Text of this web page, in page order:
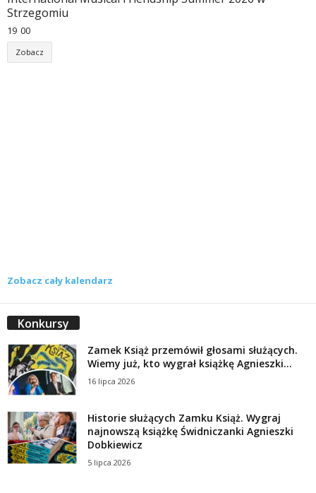
Strzegomiu
19 00
Zobacz
Zobacz cały kalendarz
Konkursy
Zamek Książ przemówił głosami służących.
Wiemy już, kto wygrał książkę Agnieszki...
16 lipca 2026
Historie służących Zamku Książ. Wygraj
najnowszą książkę Świdniczanki Agnieszki
Dobkiewicz
5 lipca 2026